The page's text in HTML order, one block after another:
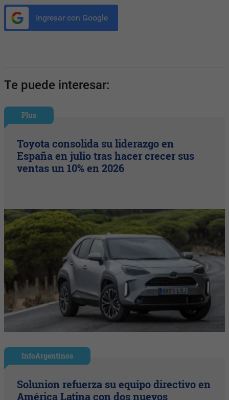
Ingresar con Google
Te puede interesar:
Plus
Toyota consolida su liderazgo en
España en julio tras hacer crecer sus
ventas un 10% en 2026
InfoArgentinos
Solunion refuerza su equipo directivo en
América Latina con dos nuevos